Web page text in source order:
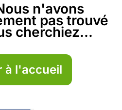
n'avons
pas trouvé
cherchiez...
à l'accueil